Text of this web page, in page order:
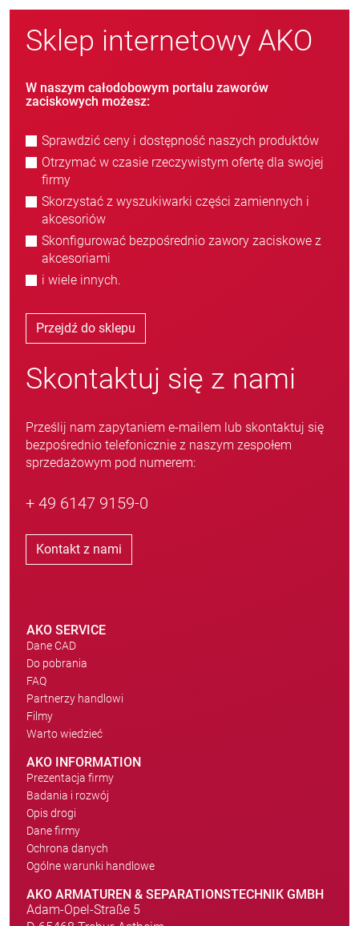
Sklep internetowy AKO
W naszym całodobowym portalu zaworów
zaciskowych możesz:
Sprawdzić ceny i dostępność naszych produktów
Otrzymać w czasie rzeczywistym ofertę dla swojej
firmy
Skorzystać z wyszukiwarki części zamiennych i
akcesoriów
Skonfigurować bezpośrednio zawory zaciskowe z
akcesoriami
i wiele innych.
Przejdź do sklepu
Skontaktuj się z nami
Prześlij nam zapytaniem e-mailem lub skontaktuj się
bezpośrednio telefonicznie z naszym zespołem
sprzedażowym pod numerem:
+ 49 6147 9159-0
Kontakt z nami
AKO SERVICE
Dane CAD
Do pobrania
FAQ
Partnerzy handlowi
Filmy
Warto wiedzieć
AKO INFORMATION
Prezentacja firmy
Badania i rozwój
Opis drogi
Dane firmy
Ochrona danych
Ogólne warunki handlowe
AKO ARMATUREN & SEPARATIONSTECHNIK GMBH
Adam-Opel-Straße 5